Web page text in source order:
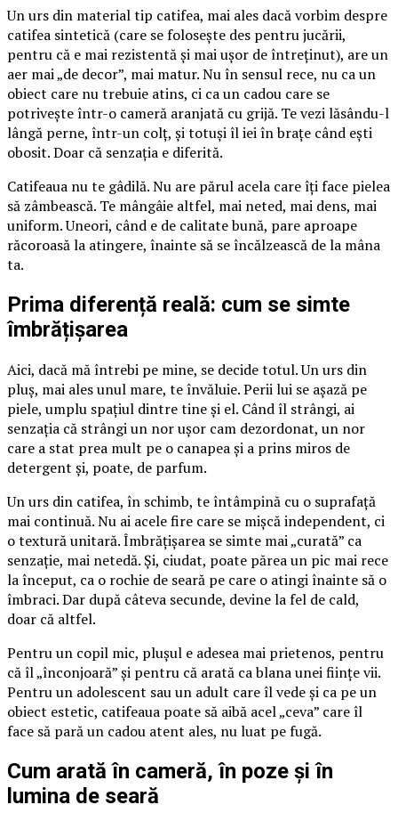
Un urs din material tip catifea, mai ales dacă vorbim despre
catifea sintetică (care se folosește des pentru jucării,
pentru că e mai rezistentă și mai ușor de întreținut), are un
aer mai „de decor”, mai matur. Nu în sensul rece, nu ca un
obiect care nu trebuie atins, ci ca un cadou care se
potrivește într-o cameră aranjată cu grijă. Te vezi lăsându-l
lângă perne, într-un colț, și totuși îl iei în brațe când ești
obosit. Doar că senzația e diferită.
Catifeaua nu te gâdilă. Nu are părul acela care îți face pielea
să zâmbească. Te mângâie altfel, mai neted, mai dens, mai
uniform. Uneori, când e de calitate bună, pare aproape
răcoroasă la atingere, înainte să se încălzească de la mâna
ta.
Prima diferență reală: cum se simte
îmbrățișarea
Aici, dacă mă întrebi pe mine, se decide totul. Un urs din
pluș, mai ales unul mare, te învăluie. Perii lui se așază pe
piele, umplu spațiul dintre tine și el. Când îl strângi, ai
senzația că strângi un nor ușor cam dezordonat, un nor
care a stat prea mult pe o canapea și a prins miros de
detergent și, poate, de parfum.
Un urs din catifea, în schimb, te întâmpină cu o suprafață
mai continuă. Nu ai acele fire care se mișcă independent, ci
o textură unitară. Îmbrățișarea se simte mai „curată” ca
senzație, mai netedă. Și, ciudat, poate părea un pic mai rece
la început, ca o rochie de seară pe care o atingi înainte să o
îmbraci. Dar după câteva secunde, devine la fel de cald,
doar că altfel.
Pentru un copil mic, plușul e adesea mai prietenos, pentru
că îl „înconjoară” și pentru că arată ca blana unei ființe vii.
Pentru un adolescent sau un adult care îl vede și ca pe un
obiect estetic, catifeaua poate să aibă acel „ceva” care îl
face să pară un cadou atent ales, nu luat pe fugă.
Cum arată în cameră, în poze și în
lumina de seară